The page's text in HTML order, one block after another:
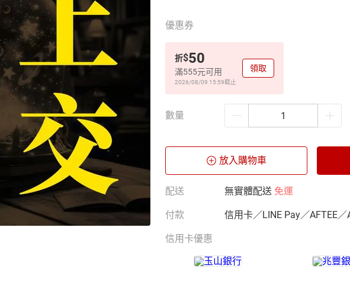
優惠券
折$50
滿555元可用
2026/08/09 15:59截止
領取
數量
放入購物車
配送 無實體配送 免運
付款 信用卡／LINE Pay／AFTEE／
信用卡優惠